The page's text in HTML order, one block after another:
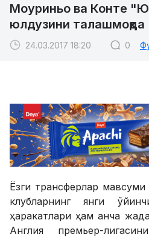
Моуриньо ва Конте
юлдузини талашмоқда
24.03.2017 18:20 0
Ёзги трансферлар мавсуми
клубларнинг янги
ҳаракатлари ҳам анча
Англия премьер-